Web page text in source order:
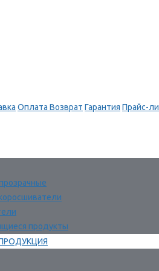
Оплата Возврат Гарантия Прайс-
продукты